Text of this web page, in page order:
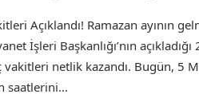
Açıklandı! Ramazan ayının
İşleri Başkanlığı’nın
netlik kazandı. Bugün, 5
saatlerini…